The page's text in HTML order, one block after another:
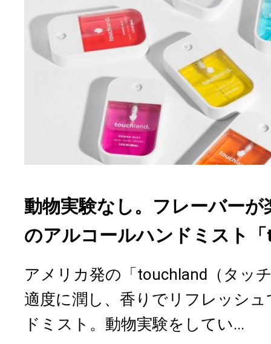
動物実験なし。フレーバー
のアルコールハンドミスト
アメリカ発の「touchland（タッ
適度に潤し、香りでリフレッシ
ドミスト。動物実験をしてい...